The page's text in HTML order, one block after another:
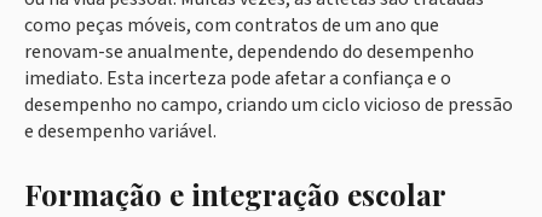
como peças móveis, com contratos de um ano que
renovam-se anualmente, dependendo do desempenho
imediato. Esta incerteza pode afetar a confiança e o
desempenho no campo, criando um ciclo vicioso de pressão
e desempenho variável.
Formação e integração escolar